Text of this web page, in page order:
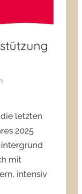
letzten
2025
mit
intensiv